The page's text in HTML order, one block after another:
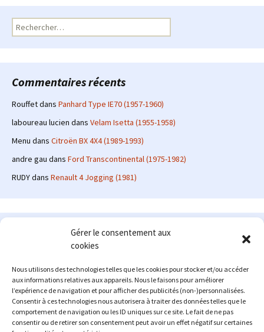
Gérer le consentement aux
cookies
Nous utilisons des technologies telles que les cookies pour stocker et/ou accéder
aux informations relatives aux appareils. Nous le faisons pour améliorer
l’expérience de navigation et pour afficher des publicités (non-)personnalisées.
Consentir à ces technologies nous autorisera à traiter des données telles que le
comportement de navigation ou les ID uniques sur ce site. Le fait de ne pas
consentir ou de retirer son consentement peut avoir un effet négatif sur certaines
Rechercher :
Commentaires récents
Rouffetdans Panhard Type IE70 (1957-1960)
laboureau lucien dans Velam Isetta (1955-1958)
Menu dans Citroën BX 4X4 (1989-1993)
andre gau dans Ford Transcontinental (1975-1982)
RUDYdans Renault 4 Jogging (1981)
Le site en quelques mots
: passionné d'automobile ancienne depuis de
nombreuses années, j'ai commencé à partager ma passion sur
internet à partir de 2009 au travers d'un blog qui a connu un relatif
succès. Fin 2013, je décide de prendre mon autonomie et me lancer
avec mon propre site : l'Automobile Ancienne.
Me contacter : alex(at)lautomobileancienne.com